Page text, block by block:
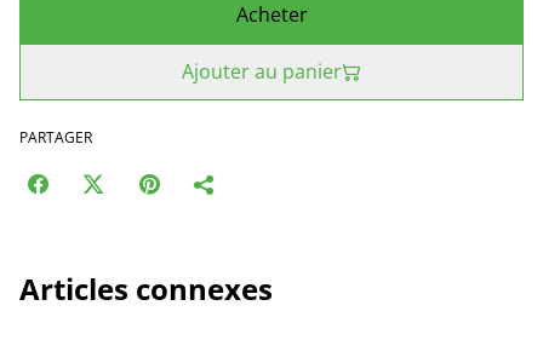
Acheter
Ajouter au panier
PARTAGER
Articles connexes